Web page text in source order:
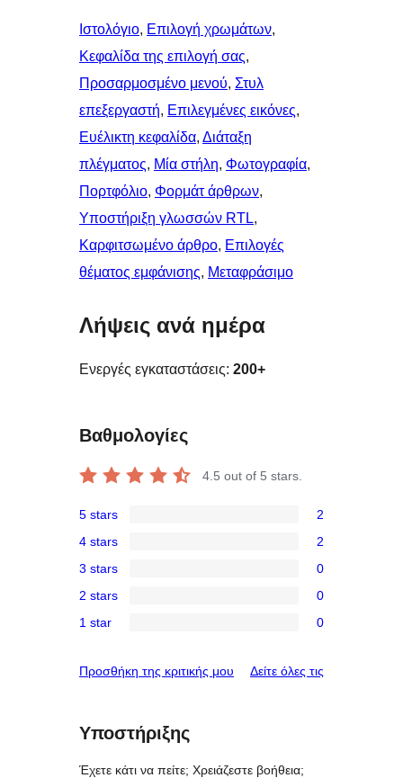
Ιστολόγιο, Επιλογή χρωμάτων
Κεφαλίδα της επιλογή σας
Προσαρμοσμένο μενού, Στυλ
επεξεργαστή, Επιλεγμένες εικόνες
Ευέλικτη κεφαλίδα, Διάταξη
πλέγματος, Μία στήλη, Φωτογραφία
Πορτφόλιο, Φορμάτ άρθρων
Υποστήριξη γλωσσών RTL
Καρφιτσωμένo άρθρo, Επιλογές
θέματος εμφάνισης, Μεταφράσιμο
Λήψεις ανά ημέρα
Ενεργές εγκαταστάσεις: 200+
Βαθμολογίες
4.5 out of 5 stars.
5-
star
reviews
5 stars 2
4-
star
reviews
4 stars 2
3-
star
3 stars 0
2-
reviews
2 stars 0
star
1 star 0
Προσθήκη της κριτικής μου Δείτε όλες τις
Υποστήριξης
Έχετε κάτι να πείτε; Χρειάζεστε βοήθεια;